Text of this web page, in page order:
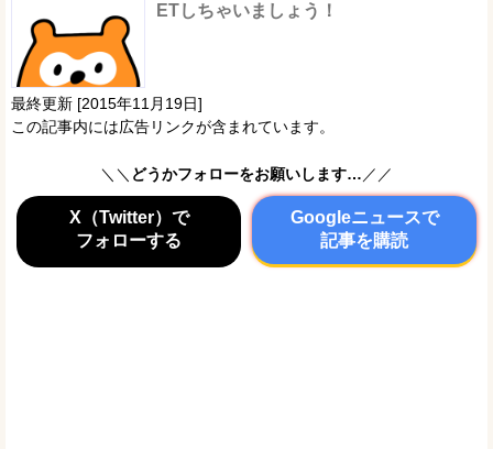
ETしちゃいましょう！
最終更新 [2015年11月19日]
この記事内には広告リンクが含まれています。
＼＼ どうかフォローをお願いします… ／／
X（Twitter）で
フォローする
Googleニュースで
記事を購読